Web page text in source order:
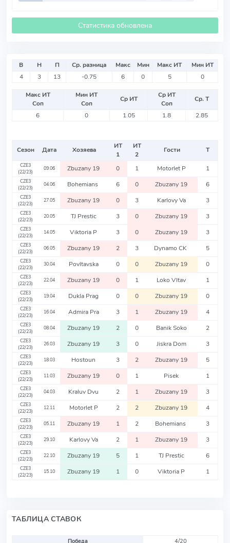
Статистика обновлена
В Н П Ср. разница Макс Мин Макс ИТ
Мин ИТ
4
3 13 -0.75 6 0 5 0
Макс ИТ
Соп
Мин ИТ
Соп
Ср ИТ
Ср ИТ
Соп
Ср. Т
6
0 1.05 1.8 2.85
Сезон Дата Хозяева
ИТ
1
ИТ
2
Гости Т
CZE3
(22/23)
09.06 Zbuzany 19 0 1 Motorlet P 1
CZE3
(22/23)
04.06 Bohemians 6 0 Zbuzany 19 6
CZE3
(22/23)
27.05 Zbuzany 19 0 3 Karlovy Va 3
CZE3
(22/23)
20.05 TJ Prestic 3 0 Zbuzany 19 3
CZE3
(22/23)
14.05 Viktoria P 3 0 Zbuzany 19 3
CZE3
(22/23)
06.05 Zbuzany 19 2 3 Dynamo CK 5
CZE3
(22/23)
30.04 Povltavska 0 0 Zbuzany 19 0
CZE3
(22/23)
22.04 Zbuzany 19 0 1 Loko Vltav 1
CZE3
(22/23)
19.04 Dukla Prag 0 0 Zbuzany 19 0
CZE3
(22/23)
16.04 Admira Pra 3 1 Zbuzany 19 4
CZE3
(22/23)
08.04 Zbuzany 19 2 0 Banik Soko 2
CZE3
(22/23)
26.03 Zbuzany 19 3 0 Jiskra Dom 3
CZE3
(22/23)
18.03 Hostoun 3 2 Zbuzany 19 5
CZE3
(22/23)
11.03 Zbuzany 19 0 1 Pisek 1
CZE3
(22/23)
04.03 Kraluv Dvu 2 1 Zbuzany 19 3
CZE3
(22/23)
12.11 Motorlet P 2 2 Zbuzany 19 4
CZE3
(22/23)
05.11 Zbuzany 19 1 2 Bohemians 3
CZE3
(22/23)
29.10 Karlovy Va 2 1 Zbuzany 19 3
CZE3
(22/23)
22.10 Zbuzany 19 5 1 TJ Prestic 6
CZE3
(22/23)
15.10 Zbuzany 19 1 0 Viktoria P 1
ТАБЛИЦА СТАВОК
Победа 4/20